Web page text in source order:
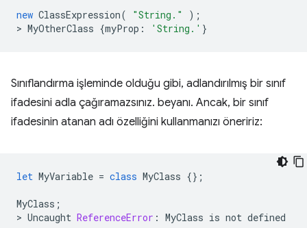
new ClassExpression( "String."
);
> MyOtherClass {myProp : 'String.' }
Sınıflandırma işleminde olduğu gibi, adlandırılmış bir sınıf
ifadesini adla çağıramazsınız. beyanı. Ancak, bir sınıf
ifadesinin atanan adı özelliğini kullanmanızı öneririz:
let MyVariable = class MyClass {};
MyClass ;
> Uncaught ReferenceError : MyClass is not defined